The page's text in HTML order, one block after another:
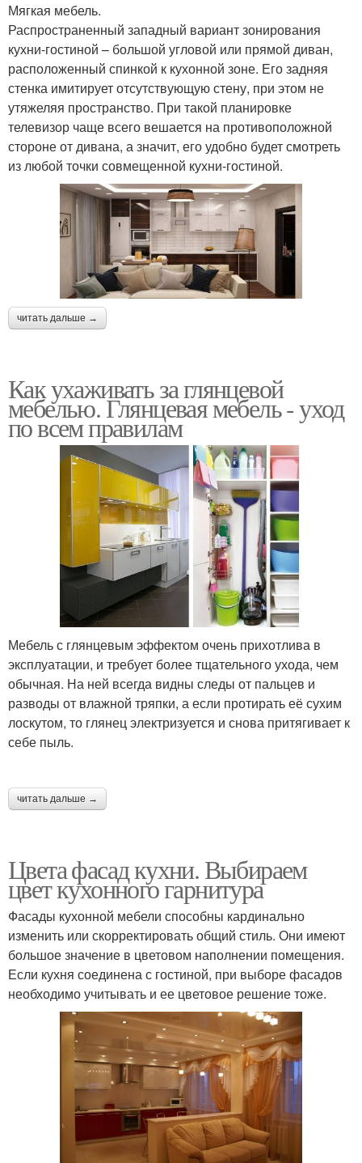
Мягкая мебель.
Распространенный западный вариант зонирования
кухни-гостиной – большой угловой или прямой диван,
расположенный спинкой к кухонной зоне. Его задняя
стенка имитирует отсутствующую стену, при этом не
утяжеляя пространство. При такой планировке
телевизор чаще всего вешается на противоположной
стороне от дивана, а значит, его удобно будет смотреть
из любой точки совмещенной кухни-гостиной.
читать дальше →
Как ухаживать за глянцевой
мебелью. Глянцевая мебель - уход
по всем правилам
Мебель с глянцевым эффектом очень прихотлива в
эксплуатации, и требует более тщательного ухода, чем
обычная. На ней всегда видны следы от пальцев и
разводы от влажной тряпки, а если протирать её сухим
лоскутом, то глянец электризуется и снова притягивает к
себе пыль.
читать дальше →
Цвета фасад кухни. Выбираем
цвет кухонного гарнитура
Фасады кухонной мебели способны кардинально
изменить или скорректировать общий стиль. Они имеют
большое значение в цветовом наполнении помещения.
Если кухня соединена с гостиной, при выборе фасадов
необходимо учитывать и ее цветовое решение тоже.